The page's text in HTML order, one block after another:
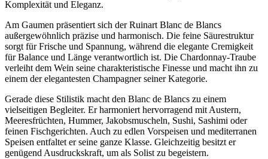
Komplexität und Eleganz.
Am Gaumen präsentiert sich der Ruinart Blanc de Blancs
außergewöhnlich präzise und harmonisch. Die feine Säurestruktur
sorgt für Frische und Spannung, während die elegante Cremigkeit
für Balance und Länge verantwortlich ist. Die Chardonnay-Traube
verleiht dem Wein seine charakteristische Finesse und macht ihn zu
einem der elegantesten Champagner seiner Kategorie.
Gerade diese Stilistik macht den Blanc de Blancs zu einem
vielseitigen Begleiter. Er harmoniert hervorragend mit Austern,
Meeresfrüchten, Hummer, Jakobsmuscheln, Sushi, Sashimi oder
feinen Fischgerichten. Auch zu edlen Vorspeisen und mediterranen
Speisen entfaltet er seine ganze Klasse. Gleichzeitig besitzt er
genügend Ausdruckskraft, um als Solist zu begeistern.